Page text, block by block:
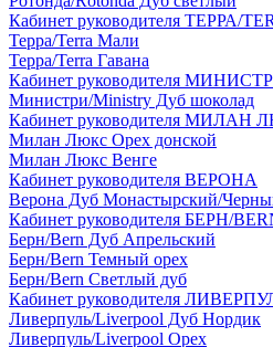
Кабинет руководителя ТЕРРА/
Терра/Terra Мали
Терра/Terra Гавана
Кабинет руководителя
Министри/Ministry Дуб шоколад
Кабинет руководителя МИЛАН
Милан Люкс Орех донской
Милан Люкс Венге
Кабинет руководителя ВЕРОНА
Верона Дуб Монастырский/
Кабинет руководителя БЕРН/
Берн/Bern Дуб Апрельский
Берн/Bern Темный орех
Берн/Bern Светлый дуб
Кабинет руководителя
Ливерпуль/Liverpool Дуб Нордик
Ливерпуль/Liverpool Орех